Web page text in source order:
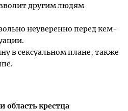
другим людям
неуверенно перед кем-
в сексуальном плане, также
крестца